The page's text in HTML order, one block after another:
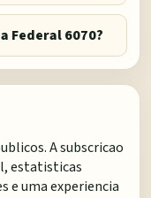
Federal 6070?
A subscricao
estatisticas
e uma experiencia